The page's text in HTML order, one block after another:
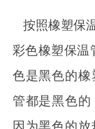
按照橡塑保
彩色橡塑保温
色是黑色的橡
管都是黑色的